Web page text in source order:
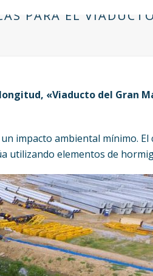
PARA EL
«Viaducto del Gran
impacto ambiental mínimo. El
utilizando elementos de